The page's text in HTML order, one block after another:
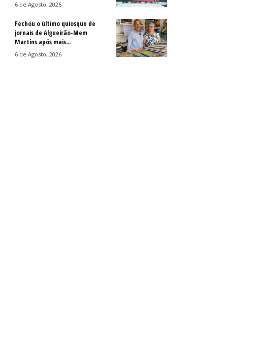
6 de Agosto, 2026
Fechou o último quiosque de
jornais de Algueirão-Mem
Martins após mais...
6 de Agosto, 2026